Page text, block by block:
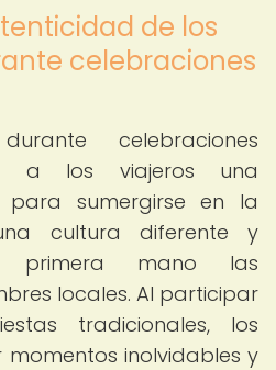
de los
celebraciones
celebraciones
a los viajeros una
para sumergirse en la
cultura diferente y
primera mano las
locales. Al participar
tradicionales, los
momentos inolvidables y